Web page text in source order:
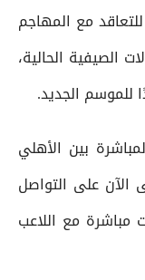
مع المهاجم
الصيفية الحالية،
للموسم الجديد.
بين الأهلي
الآن على التواصل
مباشرة مع اللاعب